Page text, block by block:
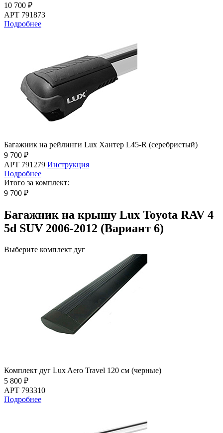
10 700 ₽
АРТ 791873
Подробнее
Багажник на рейлинги Lux Хантер L45-R (серебристый)
9 700 ₽
АРТ 791279 Инструкция
Подробнее
Итого за комплект:
9 700 ₽
Багажник на крышу Lux Toyota RAV 4
5d SUV 2006-2012 (Вариант 6)
Выберите комплект дуг
Комплект дуг Lux Aero Travel 120 см (черные)
5 800 ₽
АРТ 793310
Подробнее